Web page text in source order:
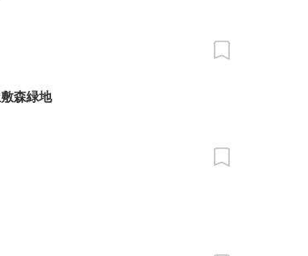
森緑地